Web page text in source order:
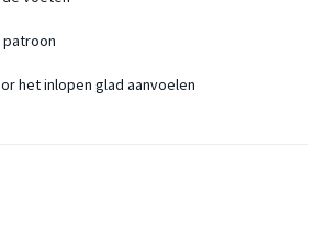
patroon
het inlopen glad aanvoelen